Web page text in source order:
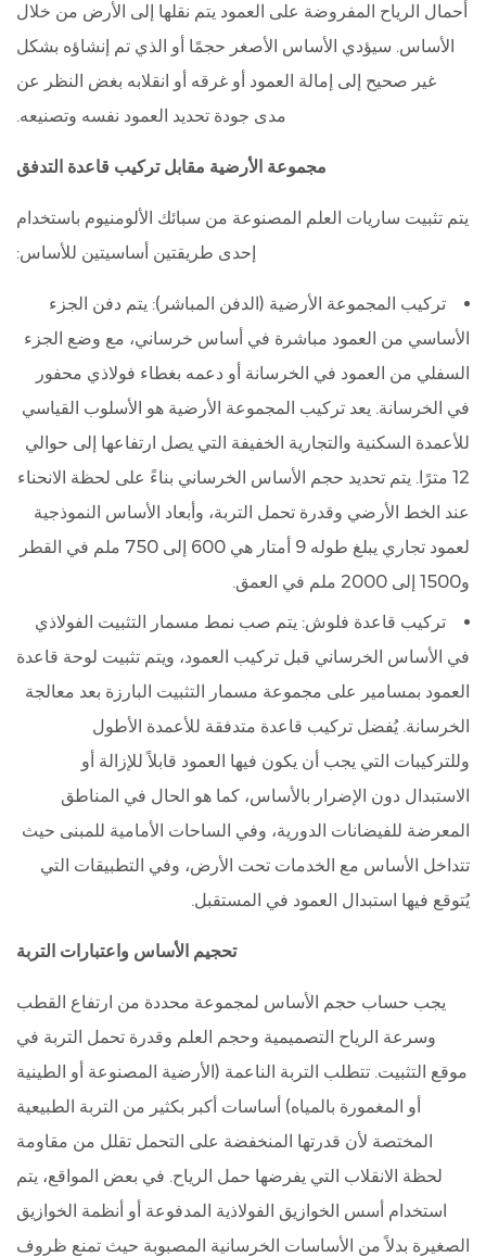
أحمال الرياح المفروضة على العمود يتم نقلها إلى الأرض من خلال
الأساس. سيؤدي الأساس الأصغر حجمًا أو الذي تم إنشاؤه بشكل
غير صحيح إلى إمالة العمود أو غرقه أو انقلابه بغض النظر عن
مدى جودة تحديد العمود نفسه وتصنيعه.
مجموعة الأرضية مقابل تركيب قاعدة التدفق
يتم تثبيت ساريات العلم المصنوعة من سبائك الألومنيوم باستخدام
إحدى طريقتين أساسيتين للأساس:
تركيب المجموعة الأرضية (الدفن المباشر): يتم دفن الجزء
الأساسي من العمود مباشرة في أساس خرساني، مع وضع الجزء
السفلي من العمود في الخرسانة أو دعمه بغطاء فولاذي محفور
في الخرسانة. يعد تركيب المجموعة الأرضية هو الأسلوب القياسي
للأعمدة السكنية والتجارية الخفيفة التي يصل ارتفاعها إلى حوالي
12 مترًا. يتم تحديد حجم الأساس الخرساني بناءً على لحظة الانحناء
عند الخط الأرضي وقدرة تحمل التربة، وأبعاد الأساس النموذجية
لعمود تجاري يبلغ طوله 9 أمتار هي 600 إلى 750 ملم في القطر
و1500 إلى 2000 ملم في العمق.
تركيب قاعدة فلوش: يتم صب نمط مسمار التثبيت الفولاذي
في الأساس الخرساني قبل تركيب العمود، ويتم تثبيت لوحة قاعدة
العمود بمسامير على مجموعة مسمار التثبيت البارزة بعد معالجة
الخرسانة. يُفضل تركيب قاعدة متدفقة للأعمدة الأطول
وللتركيبات التي يجب أن يكون فيها العمود قابلاً للإزالة أو
الاستبدال دون الإضرار بالأساس، كما هو الحال في المناطق
المعرضة للفيضانات الدورية، وفي الساحات الأمامية للمبنى حيث
تتداخل الأساس مع الخدمات تحت الأرض، وفي التطبيقات التي
يُتوقع فيها استبدال العمود في المستقبل.
تحجيم الأساس واعتبارات التربة
يجب حساب حجم الأساس لمجموعة محددة من ارتفاع القطب
وسرعة الرياح التصميمية وحجم العلم وقدرة تحمل التربة في
موقع التثبيت. تتطلب التربة الناعمة (الأرضية المصنوعة أو الطينية
أو المغمورة بالمياه) أساسات أكبر بكثير من التربة الطبيعية
المختصة لأن قدرتها المنخفضة على التحمل تقلل من مقاومة
لحظة الانقلاب التي يفرضها حمل الرياح. في بعض المواقع، يتم
استخدام أسس الخوازيق الفولاذية المدفوعة أو أنظمة الخوازيق
الصغيرة بدلاً من الأساسات الخرسانية المصبوبة حيث تمنع ظروف